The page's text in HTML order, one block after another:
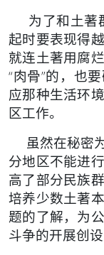
为了和土著
起时要表现得
就连土著用腐
“肉骨”的，也
应那种生活环
区工作。
虽然在秘密
分地区不能进
高了部分民族
培养少数土著
题的了解，为
斗争的开展创